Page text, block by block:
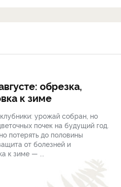
обрезка,
к зиме
урожай собран, но
почек на будущий год.
потерять до половины
от болезней и
к зиме — ...